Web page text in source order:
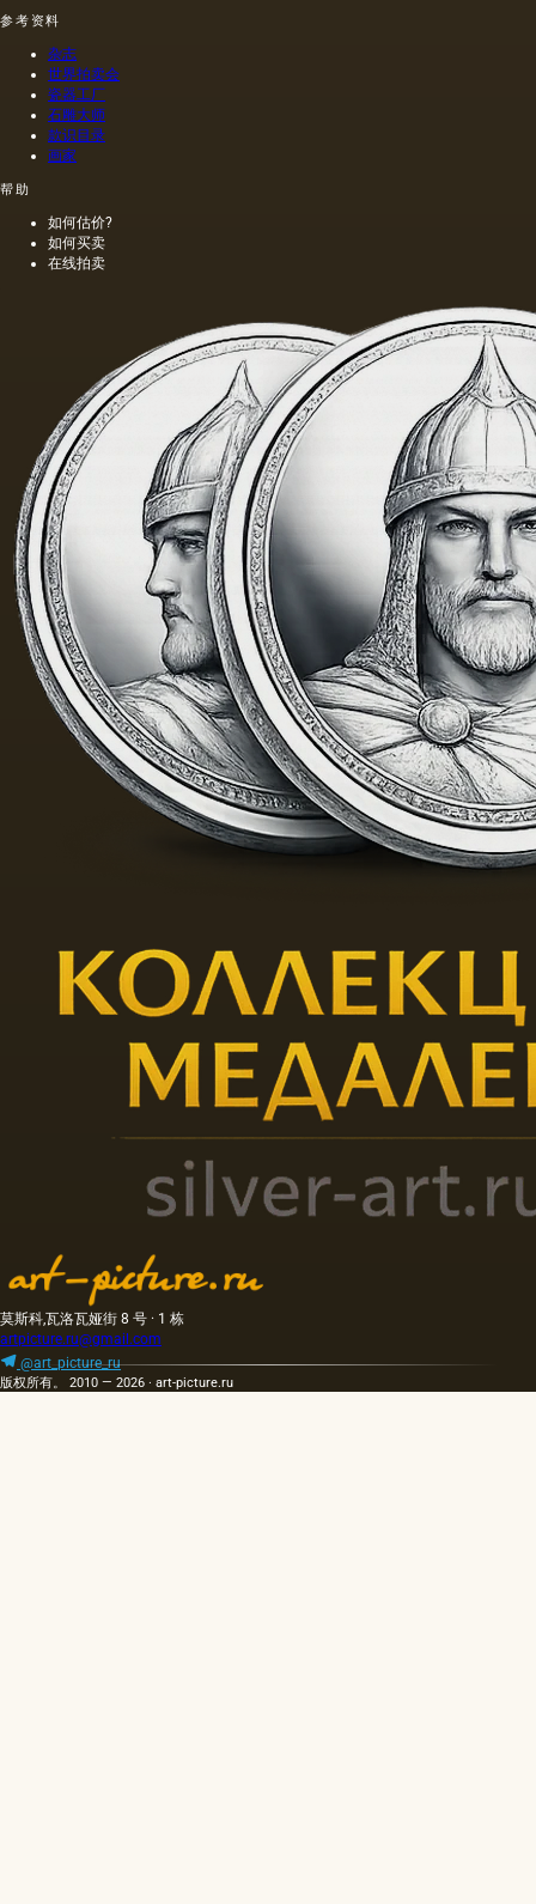
参考资料
杂志
世界拍卖会
瓷器工厂
石雕大师
款识目录
画家
帮助
如何估价?
如何买卖
在线拍卖
莫斯科,瓦洛瓦娅街 8 号 · 1 栋
artpicture.ru@gmail.com
@art_picture_ru
版权所有。 2010 — 2026 · art-picture.ru